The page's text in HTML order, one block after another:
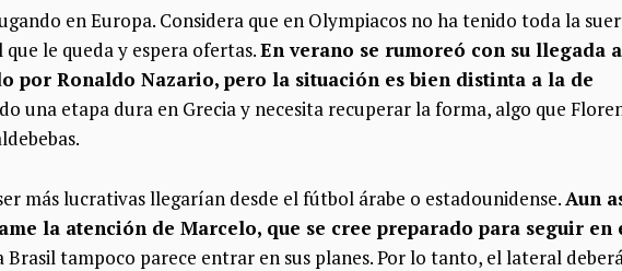
en Europa. Considera que en Olympiacos no ha tenido toda la
le queda y espera ofertas.En verano se rumoreó con su llegada
por Ronaldo Nazario, pero la situación es bien distinta a la de
una etapa dura en Grecia y necesita recuperar la forma, algo que
más lucrativas llegarían desde el fútbol árabe o estadounidense. Aun
la atención de Marcelo, que se cree preparado para seguir en
Brasil tampoco parece entrar en sus planes. Por lo tanto, el lateral deberá